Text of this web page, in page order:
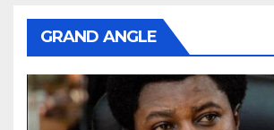
GRAND ANGLE